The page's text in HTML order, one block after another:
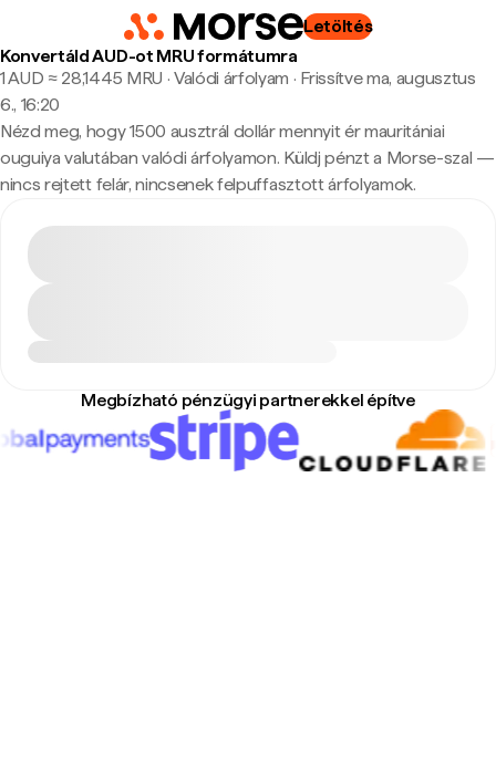
Letöltés
Konvertáld AUD-ot MRU formátumra
1 AUD ≈ 28,1445 MRU · Valódi árfolyam · Frissítve ma, augusztus
6., 16:20
Nézd meg, hogy 1500 ausztrál dollár mennyit ér mauritániai
ouguiya valutában valódi árfolyamon. Küldj pénzt a Morse-szal —
nincs rejtett felár, nincsenek felpuffasztott árfolyamok.
Megbízható pénzügyi partnerekkel építve